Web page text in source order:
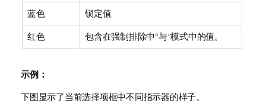
蓝色 锁定值
红色 包含在强制排除中“与”模式中的值。
示例：
下图显示了当前选择项框中不同指示器的样子。